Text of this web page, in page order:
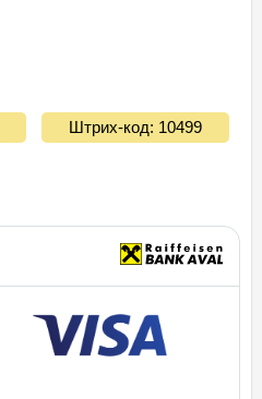
Штрих-код: 10499